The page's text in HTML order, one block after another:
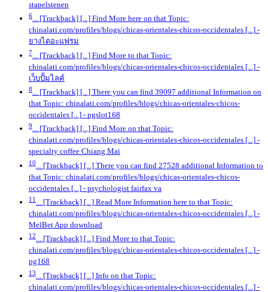
stapelstenen
6... [Trackback] [...] Find More here on that Topic:
chinalati.com/profiles/blogs/chicas-orientales-chicos-occidentales [...] -
ยางไดอะแฟรม
7
... [Trackback] [...] Find More to that Topic:
chinalati.com/profiles/blogs/chicas-orientales-chicos-occidentales [...] -
เว็บปั้มไลค์
8... [Trackback] [...] There you can find 39097 additional Information on
that Topic: chinalati.com/profiles/blogs/chicas-orientales-chicos-
occidentales [...] - pgslot168
9... [Trackback] [...] Find More on that Topic:
chinalati.com/profiles/blogs/chicas-orientales-chicos-occidentales [...] -
specialty coffee Chiang Mai
10
... [Trackback] [...] There you can find 27528 additional Information to
that Topic: chinalati.com/profiles/blogs/chicas-orientales-chicos-
occidentales [...] - psychologist fairfax va
11
... [Trackback] [...] Read More Information here to that Topic:
chinalati.com/profiles/blogs/chicas-orientales-chicos-occidentales [...] -
MelBet App download
12... [Trackback] [...] Find More to that Topic:
chinalati.com/profiles/blogs/chicas-orientales-chicos-occidentales [...] -
pg168
13
... [Trackback] [...] Info on that Topic:
chinalati.com/profiles/blogs/chicas-orientales-chicos-occidentales [...] -